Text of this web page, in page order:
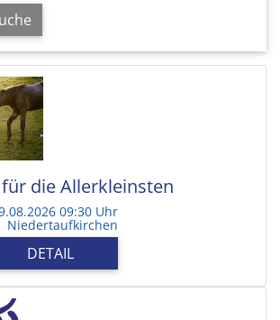
die Allerkleinsten
09:30 Uhr
Niedertaufkirchen
DETAIL